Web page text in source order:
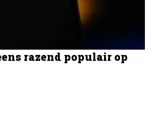
razend populair op